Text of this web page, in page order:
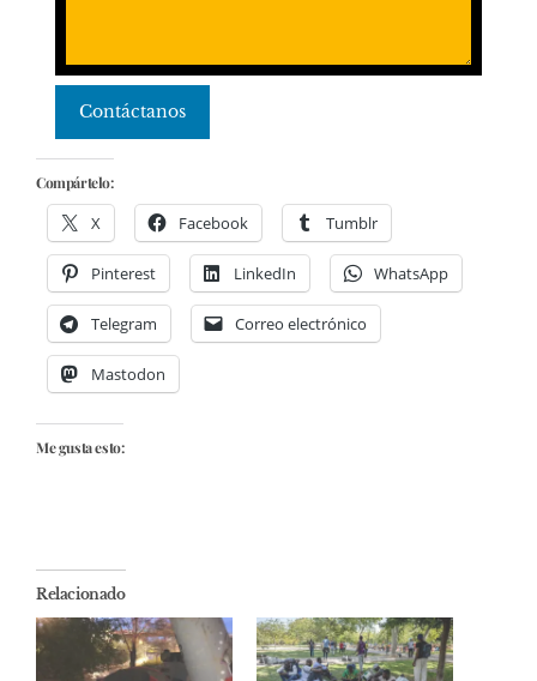
Contáctanos
Compártelo:
X Facebook Tumblr
Pinterest LinkedIn WhatsApp
Telegram Correo electrónico
Mastodon
Me gusta esto:
Relacionado